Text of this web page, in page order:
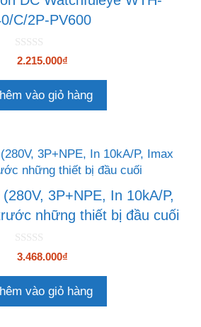
C/2P-PV600
0
n
à
2.215.000₫
vào giỏ hàng
3P+NPE, In 10kA/P,
những thiết bị đầu cuối
0
n
à
3.468.000₫
vào giỏ hàng